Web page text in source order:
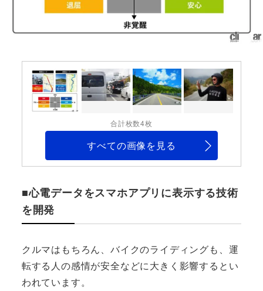
合計枚数4枚
すべての画像を見る
■心電データをスマホアプリに表示する技術
を開発
クルマはもちろん、バイクのライディングも、運
転する人の感情が安全などに大きく影響するとい
われています。